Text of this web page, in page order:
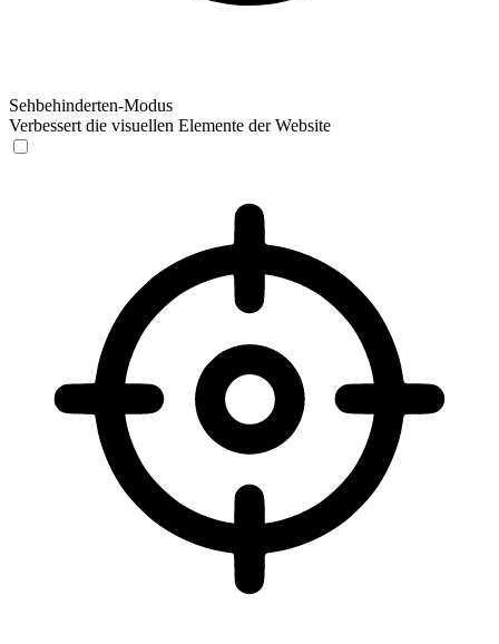
Sehbehinderten-Modus
Verbessert die visuellen Elemente der Website